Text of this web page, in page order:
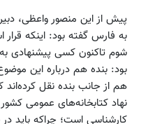
پیش از این منصور واعظی،
به فارس گفته بود: اینکه
شوم تاکنون کسی پیشنهادی
بود: بنده هم درباره این
هم از جانب بنده نقل
نهاد کتابخانه‌های عمومی کشور
کارشناسی است؛ چراکه باید